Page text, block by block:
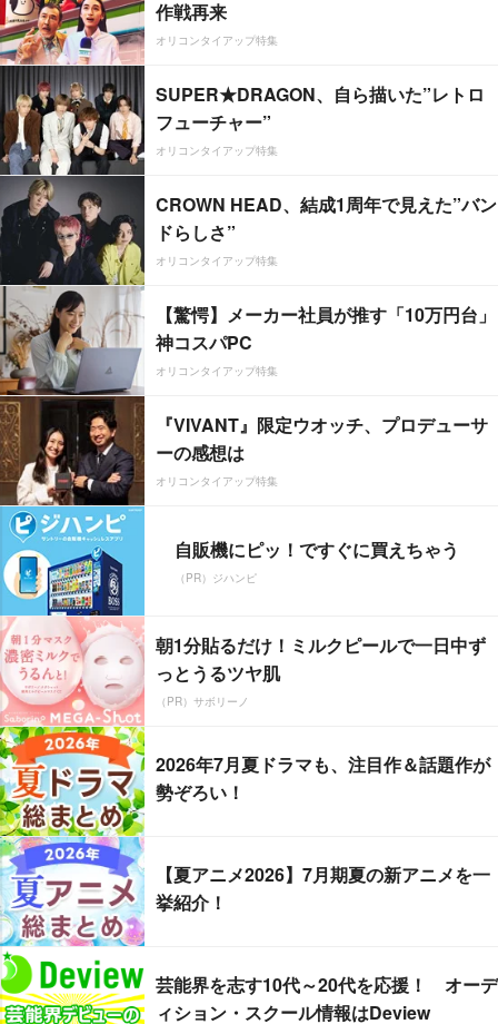
作戦再来
オリコンタイアップ特集
SUPER★DRAGON、自ら描いた”レトロ
フューチャー”
オリコンタイアップ特集
CROWN HEAD、結成1周年で見えた”バン
ドらしさ”
オリコンタイアップ特集
【驚愕】メーカー社員が推す「10万円台」
神コスパPC
オリコンタイアップ特集
『VIVANT』限定ウオッチ、プロデューサ
ーの感想は
オリコンタイアップ特集
自販機にピッ！ですぐに買えちゃう
（PR）ジハンピ
朝1分貼るだけ！ミルクピールで一日中ず
っとうるツヤ肌
（PR）サボリーノ
2026年7月夏ドラマも、注目作＆話題作が
勢ぞろい！
【夏アニメ2026】7月期夏の新アニメを一
挙紹介！
芸能界を志す10代～20代を応援！ オーデ
ィション・スクール情報はDeview